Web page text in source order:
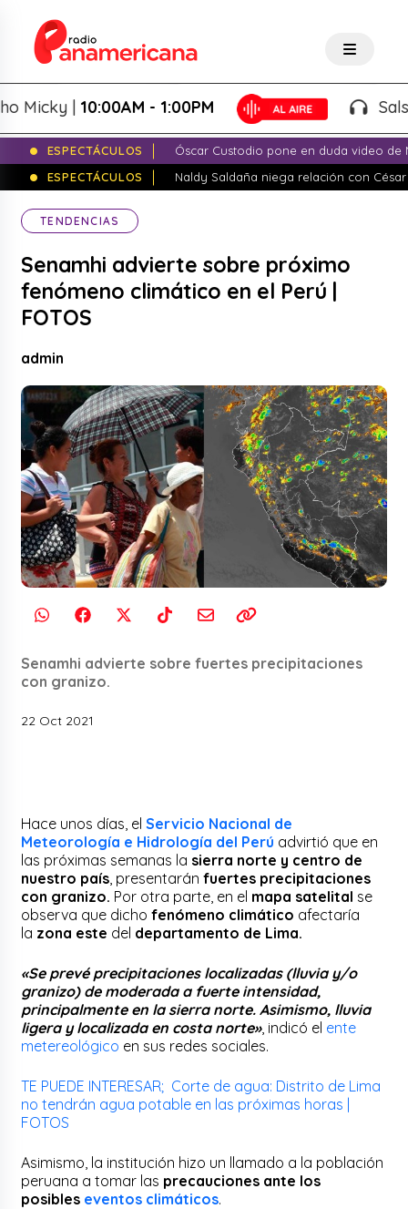
|10:00AM - 1:00PM Salsa
ESPECTÁCULOS
Óscar Custodio pone en duda video de
ESPECTÁCULOS
Naldy Saldaña niega relación con
TENDENCIAS
Senamhi advierte sobre próximo
fenómeno climático en el Perú |
FOTOS
admin
Senamhi advierte sobre fuertes precipitaciones
con granizo.
22 Oct 2021
Hace unos días, elServicio Nacional de
Meteorología e Hidrología del Perú advirtió que en
las próximas semanas la sierra norte y centro de
nuestro país , presentaránfuertes precipitaciones
con granizo. Por otra parte, en el mapa satelital se
observa que dichofenómeno climático afectaría
la zona este del departamento de Lima.
«Se prevé precipitaciones localizadas (lluvia y/o
granizo) de moderada a fuerte intensidad,
principalmente en la sierra norte. Asimismo, lluvia
ligera y localizada en costa norte», indicó el ente
metereológico en sus redes sociales.
TE PUEDE INTERESAR; Corte de agua: Distrito de Lima
no tendrán agua potable en las próximas horas |
FOTOS
Asimismo, la institución hizo un llamado a la población
peruana a tomar las precauciones ante los
posibles eventos climáticos.